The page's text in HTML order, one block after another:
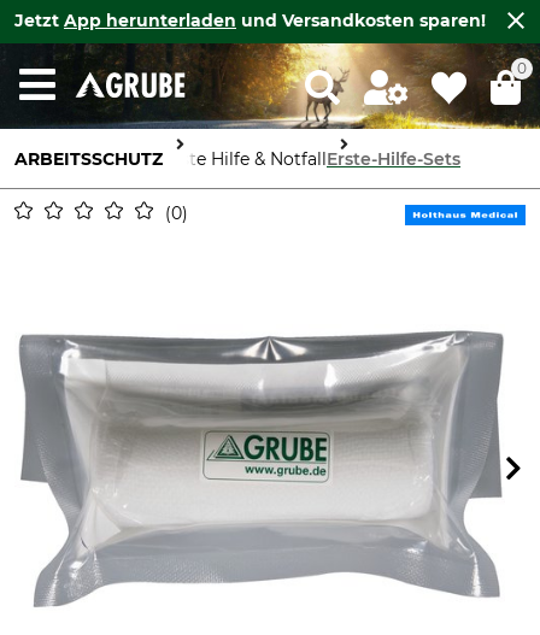
Jetzt App herunterladen und Versandkosten sparen!
0
ARBEITSSCHUTZ Erste Hilfe & NotfallErste-Hilfe-Sets
0